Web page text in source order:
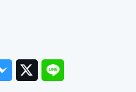
TwitterLine